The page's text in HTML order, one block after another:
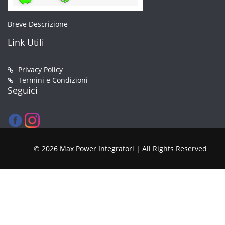
Breve Descrizione
Link Utili
Privacy Policy
Termini e Condizioni
Seguici
© 2026 Max Power Integratori | All Rights Reserved